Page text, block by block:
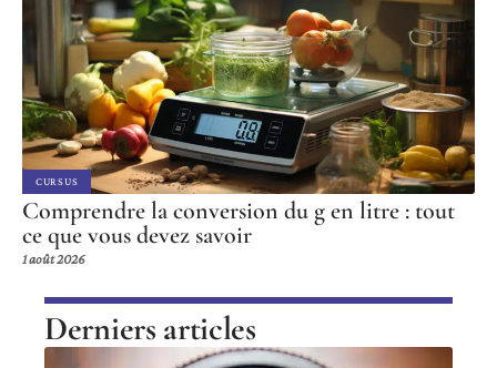
CURSUS
Comprendre la conversion du g en litre : tout
ce que vous devez savoir
1 août 2026
Derniers articles